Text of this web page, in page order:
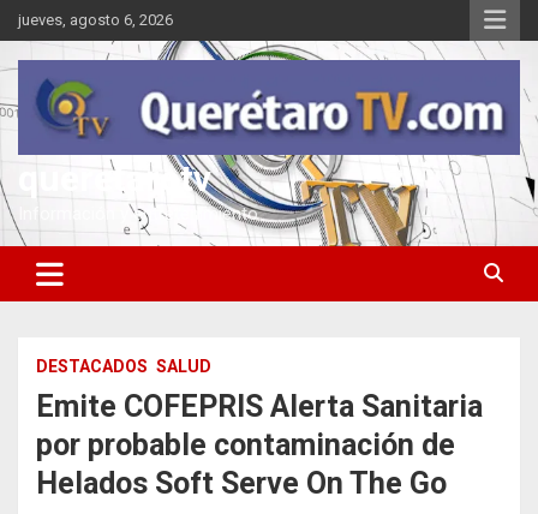
Saltar
al
contenido
jueves, agosto 6, 2026
queretarotv
Información y entretenimiento
DESTACADOS SALUD
Emite COFEPRIS Alerta Sanitaria
por probable contaminación de
Helados Soft Serve On The Go